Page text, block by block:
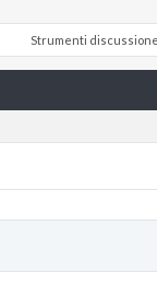
Strumenti discussione